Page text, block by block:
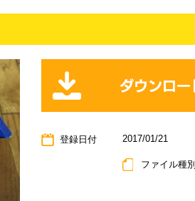
登録日付 2017/01/21
ファイル種別